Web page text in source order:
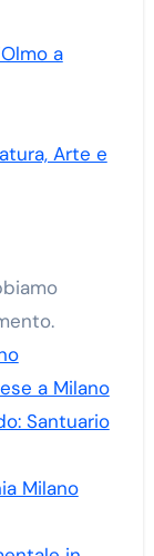
a
Arte e
a Milano
Santuario
Milano